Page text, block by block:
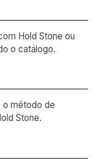
Hold Stone ou
o catálogo.
o método de
Stone.